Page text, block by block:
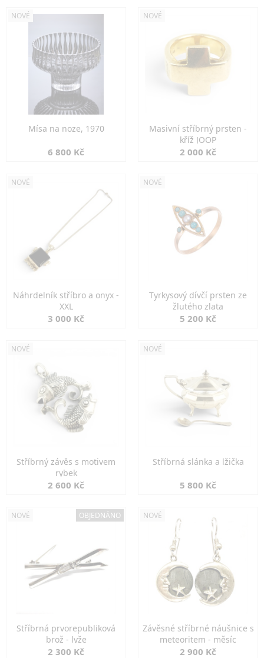
NOVÉ
Mísa na noze, 1970
6 800 Kč
NOVÉ
Masivní stříbrný prsten -
kříž JOOP
2 000 Kč
NOVÉ
Náhrdelník stříbro a onyx -
XXL
3 000 Kč
NOVÉ
Tyrkysový dívčí prsten ze
žlutého zlata
5 200 Kč
NOVÉ
Stříbrný závěs s motivem
rybek
2 600 Kč
NOVÉ
Stříbrná slánka a lžička
5 800 Kč
NOVÉ OBJEDNÁNO
Stříbrná prvorepubliková
brož - lyže
2 300 Kč
NOVÉ
Závěsné stříbrné náušnice s
meteoritem - měsíc
2 900 Kč